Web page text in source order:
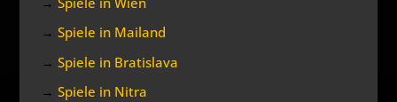
→Spiele in Mailand
→Spiele in Bratislava
→Spiele in Nitra